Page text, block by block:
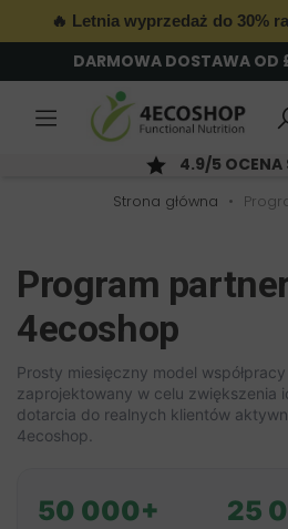
🔥 Letnia wyprzedaż do 30%
DARMOWA DOSTAWA OD
4.9/5 OCENA
Strona główna
Program
4ecoshop
Prosty miesięczny model
zaprojektowany w celu zwiększenia
dotarcia do realnych klientów
4ecoshop.
50 000+ 25